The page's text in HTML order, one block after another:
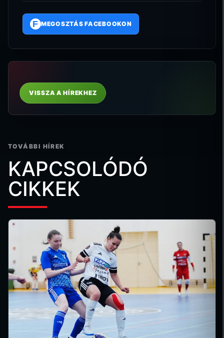
F MEGOSZTÁS FACEBOOKON
VISSZA A HÍREKHEZ
TOVÁBBI HÍREK
KAPCSOLÓDÓ
CIKKEK